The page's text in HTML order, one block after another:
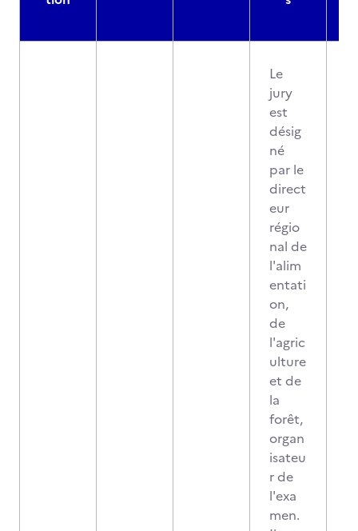
Le
jury
est
désig
né
par le
direct
eur
régio
nal de
l'alim
entati
on,
de
l'agric
ulture
et de
la
forêt,
organ
isateu
r de
l'exa
men.